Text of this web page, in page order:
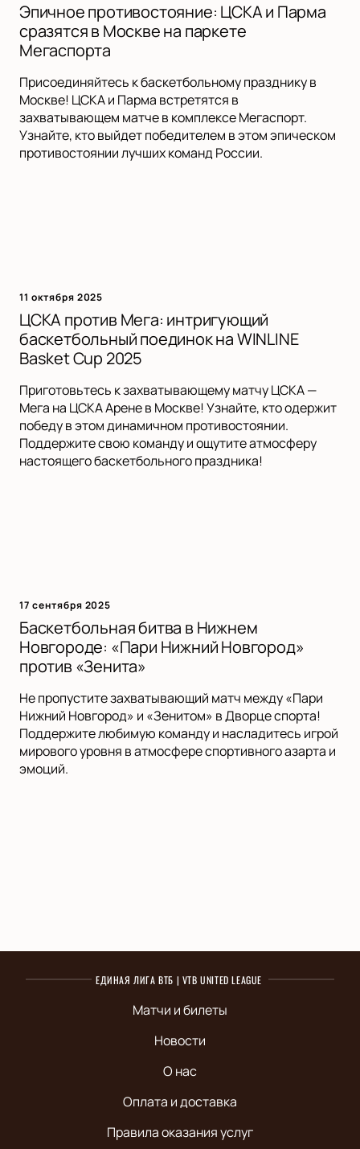
Эпичное противостояние: ЦСКА и Парма
сразятся в Москве на паркете
Мегаспорта
Присоединяйтесь к баскетбольному празднику в
Москве! ЦСКА и Парма встретятся в
захватывающем матче в комплексе Мегаспорт.
Узнайте, кто выйдет победителем в этом эпическом
противостоянии лучших команд России.
11 октября 2025
ЦСКА против Мега: интригующий
баскетбольный поединок на WINLINE
Basket Cup 2025
Приготовьтесь к захватывающему матчу ЦСКА —
Мега на ЦСКА Арене в Москве! Узнайте, кто одержит
победу в этом динамичном противостоянии.
Поддержите свою команду и ощутите атмосферу
настоящего баскетбольного праздника!
17 сентября 2025
Баскетбольная битва в Нижнем
Новгороде: «Пари Нижний Новгород»
против «Зенита»
Не пропустите захватывающий матч между «Пари
Нижний Новгород» и «Зенитом» в Дворце спорта!
Поддержите любимую команду и насладитесь игрой
мирового уровня в атмосфере спортивного азарта и
эмоций.
ЕДИНАЯ ЛИГА ВТБ | VTB UNITED LEAGUE
Матчи и билеты
Новости
О нас
Оплата и доставка
Правила оказания услуг